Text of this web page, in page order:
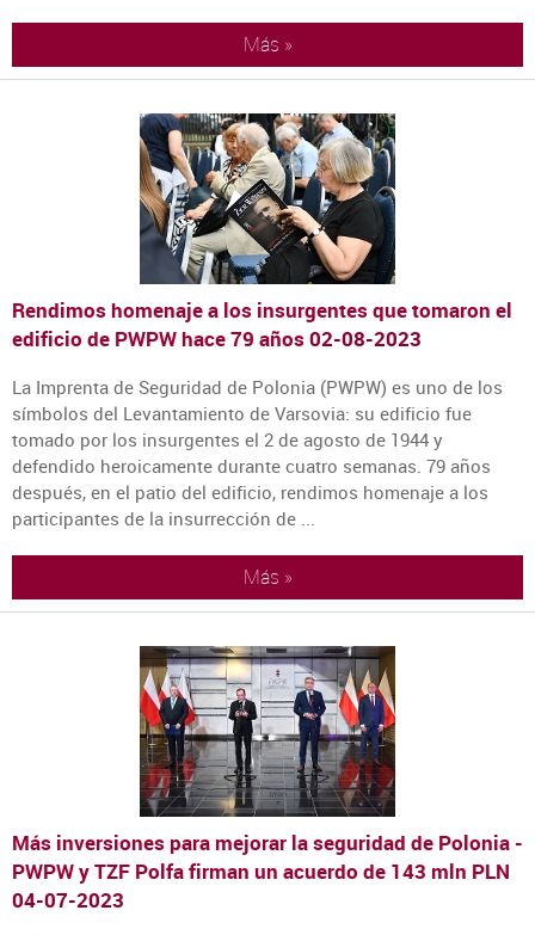
Más »
Rendimos homenaje a los insurgentes que tomaron el
edificio de PWPW hace 79 años 02-08-2023
La Imprenta de Seguridad de Polonia (PWPW) es uno de los
símbolos del Levantamiento de Varsovia: su edificio fue
tomado por los insurgentes el 2 de agosto de 1944 y
defendido heroicamente durante cuatro semanas. 79 años
después, en el patio del edificio, rendimos homenaje a los
participantes de la insurrección de ...
Más »
Más inversiones para mejorar la seguridad de Polonia -
PWPW y TZF Polfa firman un acuerdo de 143 mln PLN
04-07-2023